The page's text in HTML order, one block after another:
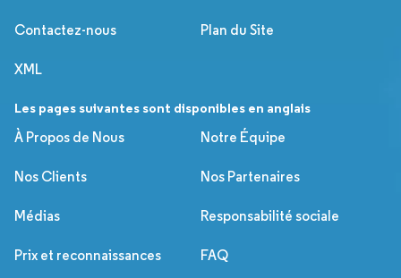
Contactez-nous Plan du Site
XML
Les pages suivantes sont disponibles en anglais
À Propos de Nous
Notre Équipe
Nos Clients Nos Partenaires
Médias Responsabilité sociale
Prix et reconnaissances FAQ